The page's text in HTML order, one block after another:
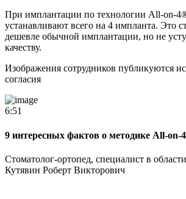
При имплантации по технологии All-on-
устанавливают всего на 4 импланта. Это
дешевле обычной имплантации, но не
качеству.
Изображения сотрудников публикуются
согласия
6:51
9 интересных фактов о методике All-on-
Стоматолог-ортопед, специалист в
Кутявин Роберт Викторович